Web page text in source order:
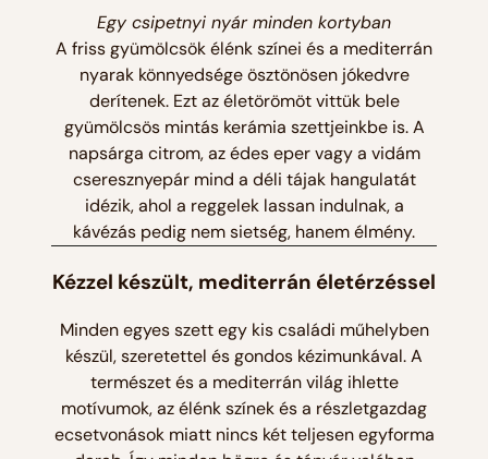
Egy csipetnyi nyár minden kortyban
A friss gyümölcsök élénk színei és a mediterrán
nyarak könnyedsége ösztönösen jókedvre
derítenek. Ezt az életörömöt vittük bele
gyümölcsös mintás kerámia szettjeinkbe is. A
napsárga citrom, az édes eper vagy a vidám
cseresznyepár mind a déli tájak hangulatát
idézik, ahol a reggelek lassan indulnak, a
kávézás pedig nem sietség, hanem élmény.
Kézzel készült, mediterrán életérzéssel
Minden egyes szett egy kis családi műhelyben
készül, szeretettel és gondos kézimunkával. A
természet és a mediterrán világ ihlette
motívumok, az élénk színek és a részletgazdag
ecsetvonások miatt nincs két teljesen egyforma